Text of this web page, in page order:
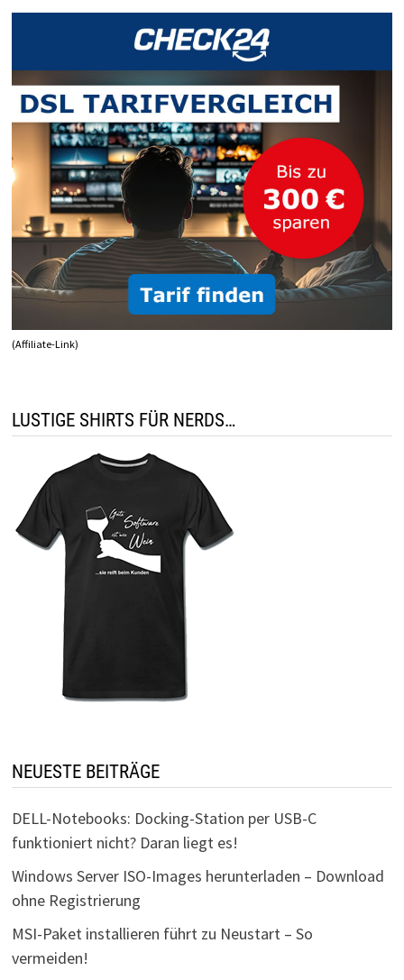
(Affiliate-Link)
LUSTIGE SHIRTS FÜR NERDS…
NEUESTE BEITRÄGE
DELL-Notebooks: Docking-Station per USB-C
funktioniert nicht? Daran liegt es!
Windows Server ISO-Images herunterladen – Download
ohne Registrierung
MSI-Paket installieren führt zu Neustart – So
vermeiden!